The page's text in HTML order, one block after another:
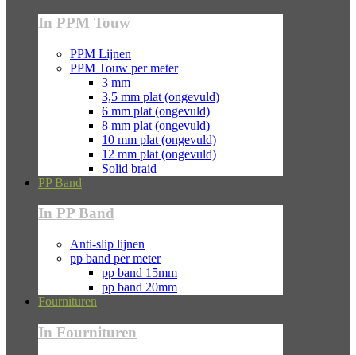
In PPM Touw
PPM Lijnen
PPM Touw per meter
3 mm
3,5 mm plat (ongevuld)
6 mm plat (ongevuld)
8 mm plat (ongevuld)
10 mm plat (ongevuld)
12 mm plat (ongevuld)
Solid braid
PP Band
In PP Band
Anti-slip lijnen
pp band per meter
pp band 15mm
pp band 20mm
Fournituren
In Fournituren